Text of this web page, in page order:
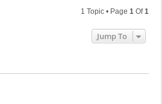
1 Topic • Page 1 Of1
Jump To